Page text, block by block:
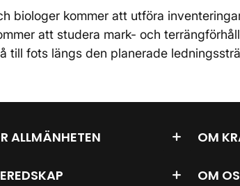
biologer kommer att utföra
att studera mark- och
till fots längs den planerade
ALLMÄNHETEN OM
OM